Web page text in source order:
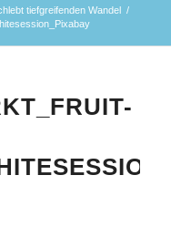
tiefgreifenden Wandel /